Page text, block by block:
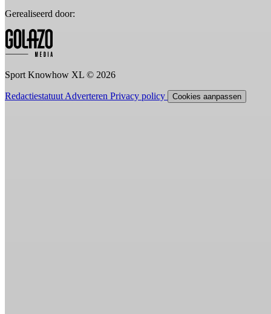
Gerealiseerd door:
Sport Knowhow XL © 2026
Redactiestatuut Adverteren Privacy policy Cookies aanpassen